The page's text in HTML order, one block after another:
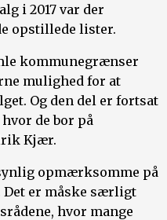
i 2017 var der
opstillede lister.
kommunegrænser
mulighed for at
Og den del er fortsat
de bor på
Kjær.
opmærksomme på
er måske særligt
hvor mange